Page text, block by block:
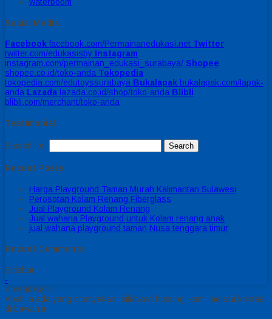
Social Media
Facebook facebook.com/Permainanedukasi.net Twitter
twitter.com/edukasisby Instagram
instagram.com/permainan_edukasi_surabaya/ Shopee
shopee.co.id/toko-anda Tokopedia
tokopedia.com/edutoyssurabaya Bukalapak bukalapak.com/lapak-
anda Lazada lazada.co.id/shop/toko-anda Blibli
blibli.com/merchant/toko-anda
Testimonial
Search for:
Recent Posts
Harga Playground Taman Murah Kalimantan Sulawesi
Perosotan Kolam Renang Fiberglass
Jual Playground Kolam Renang
Jual wahana Playground untuk Kolam renang anak
jual wahana playground taman Nusa tenggara timur
Recent Comments
Sidebar
-
Kontak Kami
Apabila ada yang ditanyakan, silahkan hubungi kami melalui kontak
di bawah ini.